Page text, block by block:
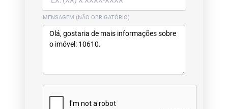
MENSAGEM (NÃO OBRIGATÓRIO)